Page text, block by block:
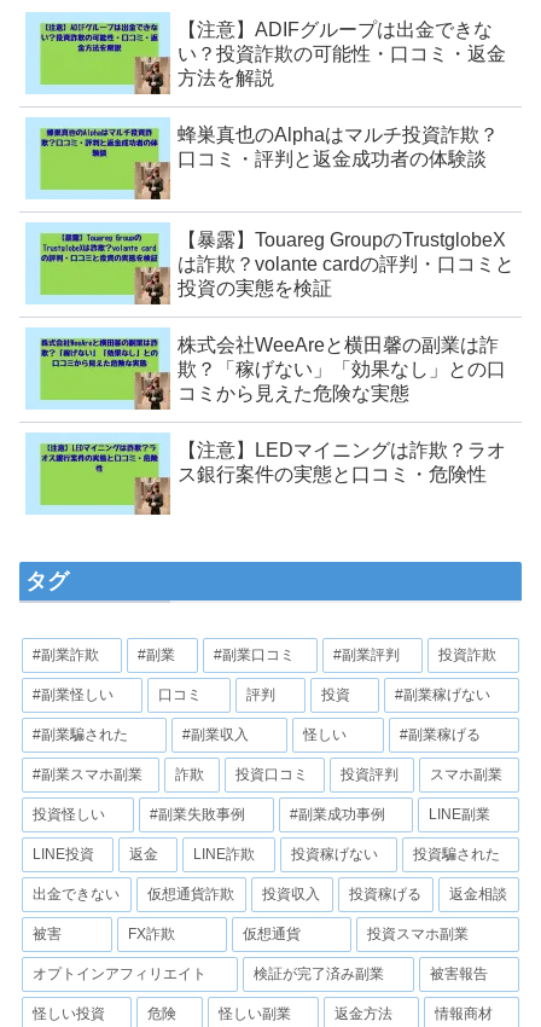
【注意】ADIFグループは出金できな
い？投資詐欺の可能性・口コミ・返金
方法を解説
蜂巣真也のAlphaはマルチ投資詐欺？
口コミ・評判と返金成功者の体験談
【暴露】Touareg GroupのTrustglobeX
は詐欺？volante cardの評判・口コミと
投資の実態を検証
株式会社WeeAreと横田馨の副業は詐
欺？「稼げない」「効果なし」との口
コミから見えた危険な実態
【注意】LEDマイニングは詐欺？ラオ
ス銀行案件の実態と口コミ・危険性
タグ
#副業詐欺 #副業 #副業口コミ #副業評判 投資詐欺
#副業怪しい 口コミ 評判 投資 #副業稼げない
#副業騙された #副業収入 怪しい #副業稼げる
#副業スマホ副業 詐欺 投資口コミ 投資評判 スマホ副業
投資怪しい #副業失敗事例 #副業成功事例 LINE副業
LINE投資 返金 LINE詐欺 投資稼げない 投資騙された
出金できない 仮想通貨詐欺 投資収入 投資稼げる 返金相談
被害 FX詐欺 仮想通貨 投資スマホ副業
オプトインアフィリエイト 検証が完了済み副業 被害報告
怪しい投資 危険 怪しい副業 返金方法 情報商材